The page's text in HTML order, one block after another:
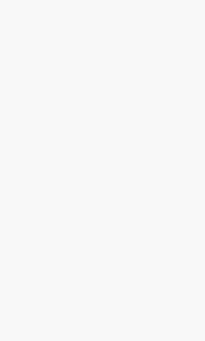
prix de l’innovation de
mêmes intérêts, opère
extérieur, un hôtel 4
de 600 sites à 20
depuis
parc aquatique intérieur
Village Vacances
Hôtel
grand centre de jeux
ses dizaines de
est
Drouin, à l’origine de la
parcs de la région